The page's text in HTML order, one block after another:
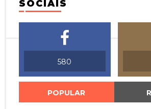
SOCIAIS
580
POPULAR